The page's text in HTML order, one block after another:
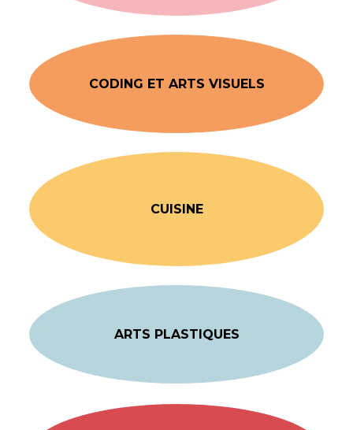
CODING ET ARTS VISUELS
CUISINE
ARTS PLASTIQUES